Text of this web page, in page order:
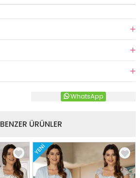
WhatsApp
BENZER ÜRÜNLER
YENI